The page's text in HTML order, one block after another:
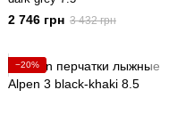
2 746 грн 3 432 грн
−20%